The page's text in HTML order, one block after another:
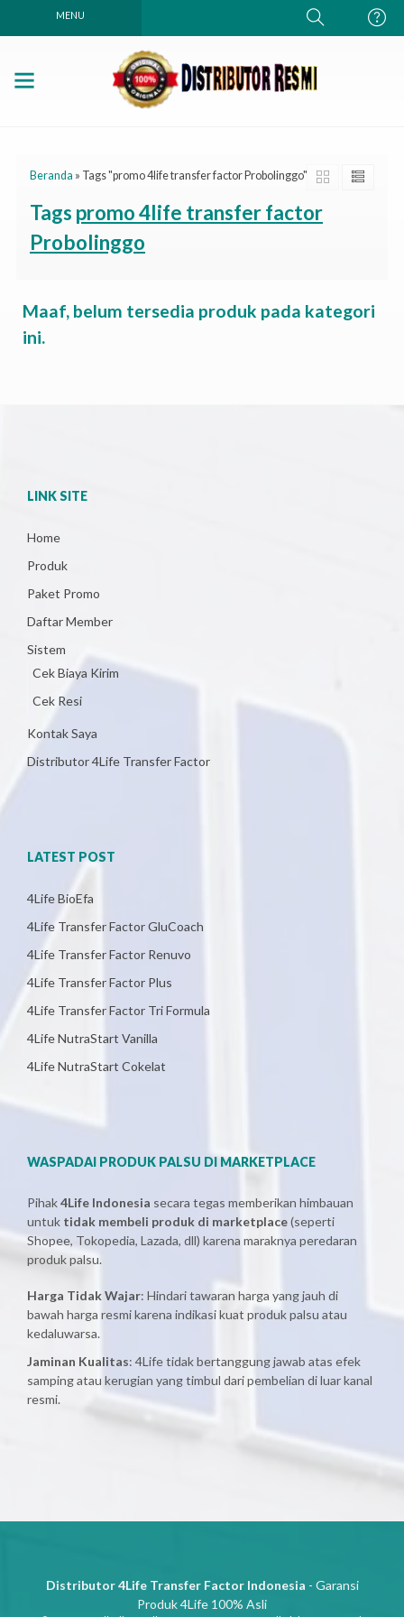
MENU
Beranda » Tags "promo 4life transfer factor Probolinggo"
Tags promo 4life transfer factor
Probolinggo
Maaf, belum tersedia produk pada kategori
ini.
LINK SITE
Home
Produk
Paket Promo
Daftar Member
Sistem
Cek Biaya Kirim
Cek Resi
Kontak Saya
Distributor 4Life Transfer Factor
LATEST POST
4Life BioEfa
4Life Transfer Factor GluCoach
4Life Transfer Factor Renuvo
4Life Transfer Factor Plus
4Life Transfer Factor Tri Formula
4Life NutraStart Vanilla
4Life NutraStart Cokelat
WASPADAI PRODUK PALSU DI MARKETPLACE
Pihak4Life Indonesia secara tegas memberikan himbauan
untuk tidak membeli produk di marketplace(seperti
Shopee, Tokopedia, Lazada, dll) karena maraknya peredaran
produk palsu.
Harga Tidak Wajar: Hindari tawaran harga yang jauh di
bawah harga resmi karena indikasi kuat produk palsu atau
kedaluwarsa.
Jaminan Kualitas: 4Life tidak bertanggung jawab atas efek
samping atau kerugian yang timbul dari pembelian di luar kanal
resmi.
Distributor 4Life Transfer Factor Indonesia - Garansi
Produk 4Life 100% Asli